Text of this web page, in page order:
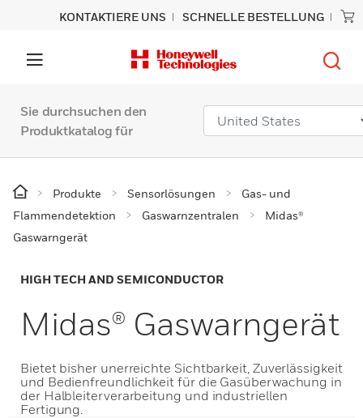
KONTAKTIERE UNS SCHNELLE BESTELLUNG
Sie durchsuchen den
Produktkatalog für
Produkte Sensorlösungen
Gas- und
Flammendetektion
Gaswarnzentralen
Midas®
Gaswarngerät
HIGH TECH AND SEMICONDUCTOR
Midas® Gaswarngerät
Bietet bisher unerreichte Sichtbarkeit, Zuverlässigkeit
und Bedienfreundlichkeit für die Gasüberwachung in
der Halbleiterverarbeitung und industriellen
Fertigung.